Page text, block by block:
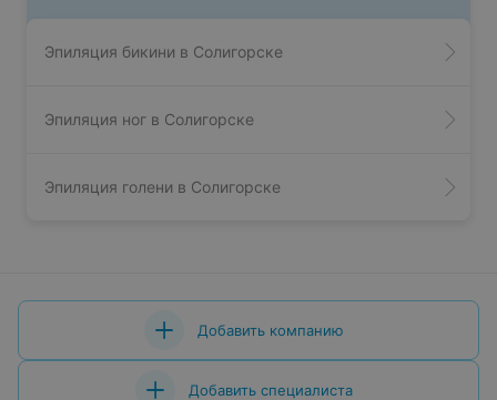
Эпиляция бикини в Солигорске
Эпиляция ног в Солигорске
Эпиляция голени в Солигорске
Добавить компанию
Добавить специалиста